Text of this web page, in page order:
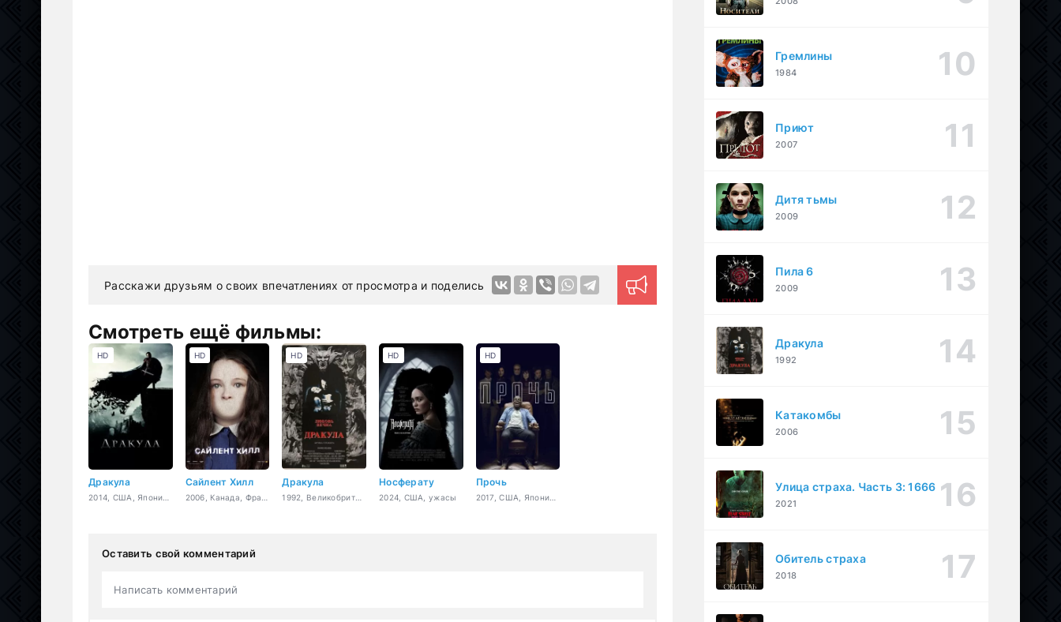
Расскажи друзьям о своих впечатлениях от просмотра и поделись
Смотреть ещё фильмы:
Дракула
HD
Сайлент Хилл
HD
Дракула
1992, Великобритания, США, ужасы, фэнтези, мелодрама
HD
Носферату
2024, США, ужасы
HD
Прочь
HD
Оставить свой комментарий
Написать комментарий
Гремлины
1984
Приют
2007
Дитя тьмы
2009
Пила 6
2009
Дракула
1992
Катакомбы
2006
Улица страха. Часть 3: 1666
2021
Обитель страха
2018